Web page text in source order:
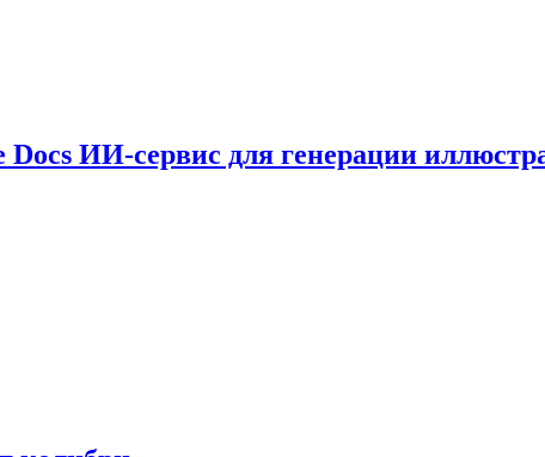
Docs ИИ-сервис для генерации